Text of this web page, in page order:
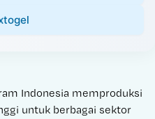
Indonesia memproduksi
untuk berbagai sektor